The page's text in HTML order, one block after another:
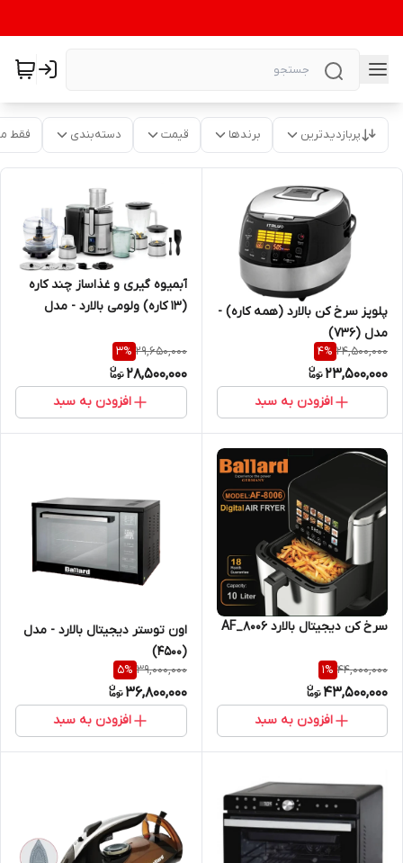
پربازدیدترین برندها قیمت دسته‌بندی فقط
پلوپز سرخ کن بالارد (همه کاره) -
مدل (736)
24,500,000
4%
23,500,000
افزودن به سبد
آبمیوه گیری و غذاساز چند کاره
(13 کاره) ولومی بالارد - مدل
29,650,000
3%
28,500,000
افزودن به سبد
سرخ کن دیجیتال بالارد 8006_AF
44,000,000
1%
43,500,000
افزودن به سبد
اون توستر دیجیتال بالارد - مدل
(4500)
39,000,000
5%
36,800,000
افزودن به سبد